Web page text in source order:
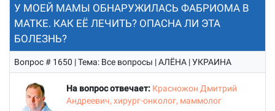
У МОЕЙ МАМЫ ОБНАРУЖИЛАСЬ ФАБРИОМА В
МАТКЕ. КАК ЕЁ ЛЕЧИТЬ? ОПАСНА ЛИ ЭТА
БОЛЕЗНЬ?
Вопрос # 1650 | Тема: Все вопросы | АЛЁНА | УКРАИНА
На вопрос отвечает: Красножон Дмитрий
Андреевич, хирург-онколог, маммолог